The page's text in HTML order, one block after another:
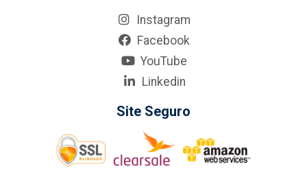
Instagram
Facebook
YouTube
Linkedin
Site Seguro